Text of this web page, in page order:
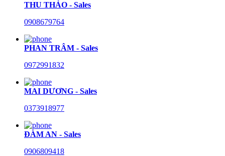
THU THẢO - Sales
0908679764
PHAN TRÂM - Sales
0972991832
MAI DƯƠNG - Sales
0373918977
ĐÀM AN - Sales
0906809418